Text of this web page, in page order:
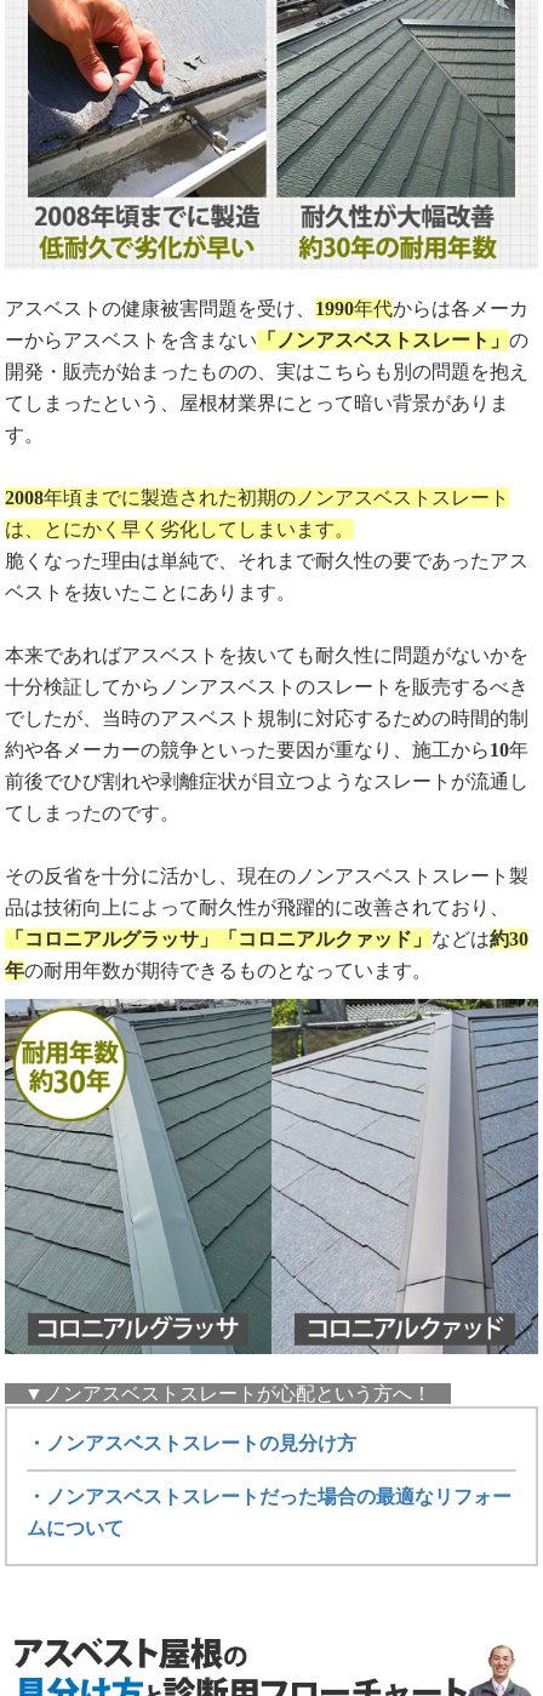
アスベストの健康被害問題を受け、 1990年代からは各メーカ
ーからアスベストを含まない 「ノンアスベストスレート」の
開発・販売が始まったものの、実はこちらも別の問題を抱え
てしまったという、屋根材業界にとって暗い背景がありま
す。
2008年頃までに製造された初期のノンアスベストスレート
は、とにかく早く劣化してしまいます。
脆くなった理由は単純で、それまで耐久性の要であったアス
ベストを抜いたことにあります。
本来であればアスベストを抜いても耐久性に問題がないかを
十分検証してからノンアスベストのスレートを販売するべき
でしたが、当時のアスベスト規制に対応するための時間的制
約や各メーカーの競争といった要因が重なり、施工から10年
前後でひび割れや剥離症状が目立つようなスレートが流通し
てしまったのです。
その反省を十分に活かし、現在のノンアスベストスレート製
品は技術向上によって耐久性が飛躍的に改善されており、
「コロニアルグラッサ」「コロニアルクァッド」 などは約30
年の耐用年数が期待できるものとなっています。
▼ノンアスベストスレートが心配という方へ！
・ノンアスベストスレートの見分け方
・ノンアスベストスレートだった場合の最適なリフォー
ムについて